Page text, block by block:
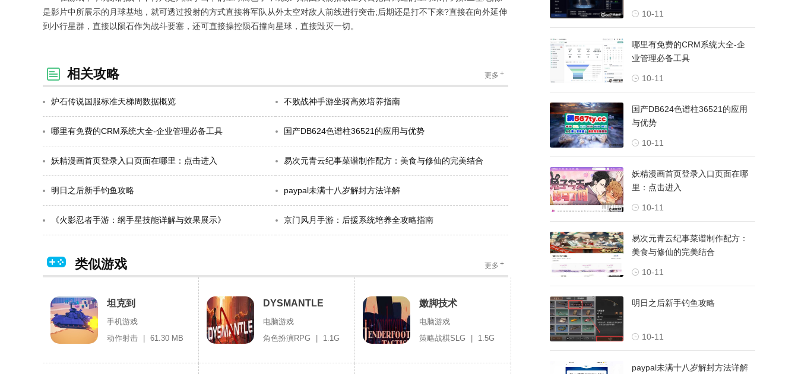
是影片中所展示的月球基地，就可透过投射的方式直接将军队从外太空对敌人前线进行突击;后期还是打不下来?直接在向外延伸
到小行星群，直接以陨石作为战斗要塞，还可直接操控陨石撞向星球，直接毁灭一切。
相关攻略 更多 +
炉石传说国服标准天梯周数据概览 不败战神手游坐骑高效培养指南
哪里有免费的CRM系统大全-企业管理必备工具 国产DB624色谱柱36521的应用与优势
妖精漫画首页登录入口页面在哪里：点击进入 易次元青云纪事菜谱制作配方：美食与修仙的完美结合
明日之后新手钓鱼攻略 paypal未满十八岁解封方法详解
《火影忍者手游：纲手星技能详解与效果展示》 京门风月手游：后援系统培养全攻略指南
类似游戏 更多 +
坦克到
手机游戏
动作射击
61.30 MB
DYSMANTLE
电脑游戏
角色扮演RPG
1.1G
嫩脚技术
电脑游戏
策略战棋SLG
1.5G
10-11
哪里有免费的CRM系统大全-企
业管理必备工具
10-11
国产DB624色谱柱36521的应用
与优势
10-11
妖精漫画首页登录入口页面在哪
里：点击进入
10-11
易次元青云纪事菜谱制作配方：
美食与修仙的完美结合
10-11
明日之后新手钓鱼攻略
10-11
paypal未满十八岁解封方法详解